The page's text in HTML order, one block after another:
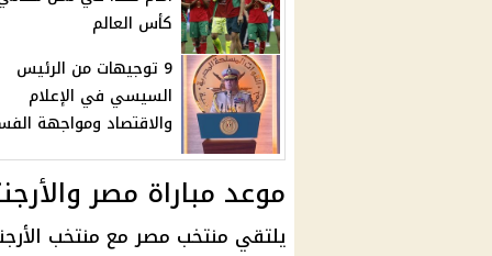
كأس العالم
9 توجيهات من الرئيس
السيسي في الإعلام
والاقتصاد ومواجهة
موعد مباراة مصر
يلتقي منتخب مصرمع منتخب